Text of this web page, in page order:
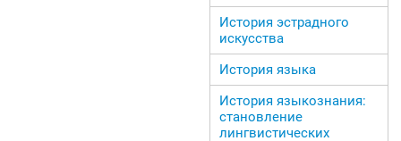
История эстрадного
искусства
История языка
История языкознания:
становление
лингвистических